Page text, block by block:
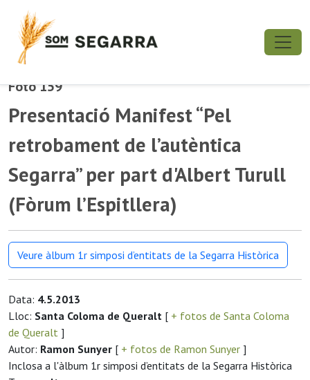
Foto 159
Presentació Manifest “Pel
retrobament de l’autèntica
Segarra” per part d'Albert Turull
(Fòrum l’Espitllera)
Veure àlbum 1r simposi d’entitats de la Segarra Històrica
Data: 4.5.2013
Lloc: Santa Coloma de Queralt [ + fotos de Santa Coloma
de Queralt ]
Autor: Ramon Sunyer [ + fotos de Ramon Sunyer ]
Inclosa a l'àlbum 1r simposi d’entitats de la Segarra Històrica